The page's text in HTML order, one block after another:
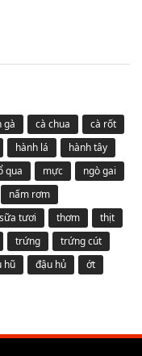
gà cà chua
cà rốt
hành lá
hành tây
qua mực
ngò gai
nấm rơm
sữa tươi thơm
thịt
trứng
trứng cút
hũ đậu hủ
ớt